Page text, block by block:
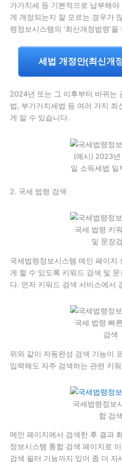
가가치세 등 기본적으로 납부해
게 개정되는지 잘 모르는 경우가
령정보시스템의 ‘최신개정법령’
세법 개정안(최신개
2024년 또는 그 이후부터 바뀌는
법, 부가가치세법 등 여러 가지 최
게 알 수 있습니다.
(예시) 2023년
일 소득세법 일
2. 국세 법령 검색
국세 법령 키
및 문장
국세법령정보시스템 메인 페이지
게 할 수 있도록 키워드 검색 및
다. 먼저 키워드 검색 서비스에서
국세 법령 빠
검색
위와 같이 자동완성 검색 기능이
입력해도 자주 검색하는 관련 키
국세법령정보
합 검색
메인 페이지에서 검색한 후 결과
정보시스템 통합 검색 페이지로
검색 필터 기능까지 있어 좀 더 자